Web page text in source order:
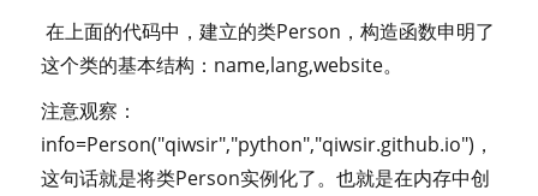
在上面的代码中，建立的类Person，构造函数申明了
这个类的基本结构：name,lang,website。
注意观察：
info=Person("qiwsir","python","qiwsir.github.io")，
这句话就是将类Person实例化了。也就是在内存中创